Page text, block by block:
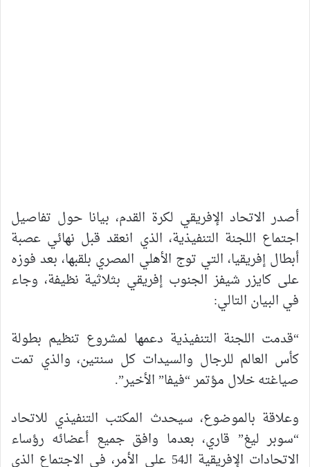
أصدر الاتحاد الإفريقي لكرة القدم، بيانا حول تفاصيل
اجتماع اللجنة التنفيذية، الذي انعقد قبل نهائي عصبة
أبطال إفريقيا، التي توج الأهلي المصري بلقبها، بعد فوزه
على كايزر شيفز الجنوب إفريقي بثلاثية نظيفة، وجاء
في البيان التالي:
“قدمت اللجنة التنفيذية دعمها لمشروع تنظيم بطولة
كأس العالم للرجال والسيدات كل سنتين، والذي تمت
صياغته خلال مؤتمر “فيفا” الأخير”.
وعلاقة بالموضوع، سيحدث المكتب التنفيذي للاتحاد
“سوبر ليغ” قاري، بعدما وافق جميع أعضائه رؤساء
الاتحادات الإفريقية الـ54 على الأمر، في الاجتماع الذي